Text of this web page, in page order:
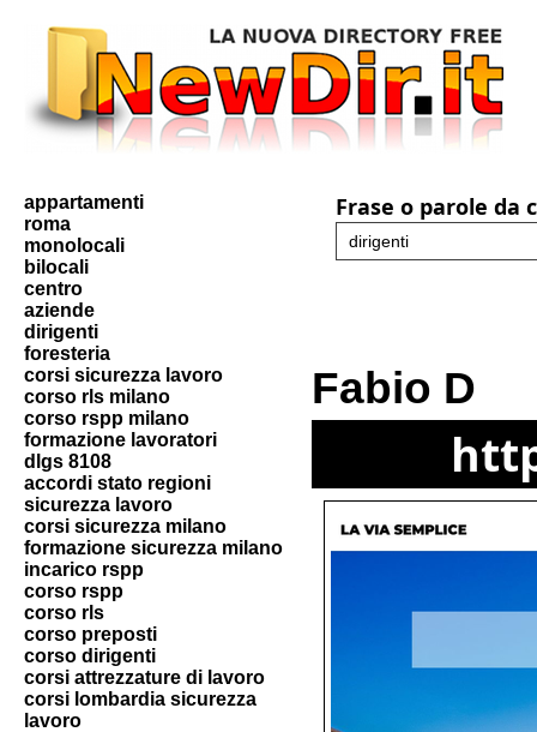
appartamenti
roma
monolocali
bilocali
centro
aziende
dirigenti
foresteria
corsi sicurezza lavoro
corso rls milano
corso rspp milano
formazione lavoratori
dlgs 8108
accordi stato regioni
sicurezza lavoro
corsi sicurezza milano
formazione sicurezza milano
incarico rspp
corso rspp
corso rls
corso preposti
corso dirigenti
corsi attrezzature di lavoro
corsi lombardia sicurezza
lavoro
Frase o parole da
Fabio D